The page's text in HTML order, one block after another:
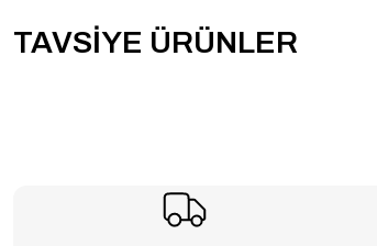
TAVSİYE ÜRÜNLER
₺233.760